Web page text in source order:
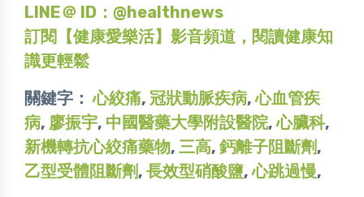
LINE＠ ID：@healthnews
訂閱【健康愛樂活】影音頻道，閱讀健康知
識更輕鬆
關鍵字：心絞痛, 冠狀動脈疾病,心血管疾
病, 廖振宇, 中國醫藥大學附設醫院,心臟科,
新機轉抗心絞痛藥物, 三高, 鈣離子阻斷劑,
乙型受體阻斷劑, 長效型硝酸鹽,心跳過慢,